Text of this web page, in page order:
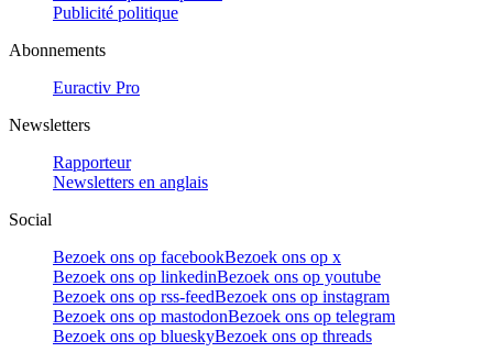
Publicité politique
Abonnements
Euractiv Pro
Newsletters
Rapporteur
Newsletters en anglais
Social
Bezoek ons op facebookBezoek ons op x
Bezoek ons op linkedinBezoek ons op youtube
Bezoek ons op rss-feedBezoek ons op instagram
Bezoek ons op mastodonBezoek ons op telegram
Bezoek ons op blueskyBezoek ons op threads